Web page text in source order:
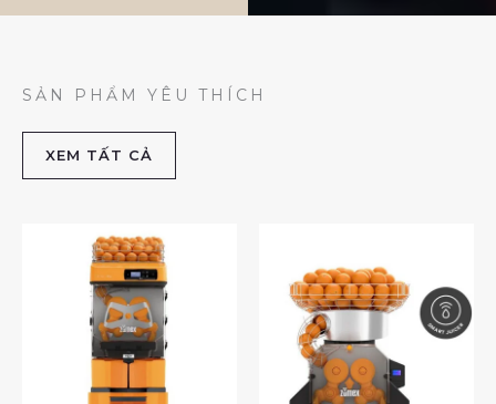
SẢN PHẨM YÊU THÍCH
XEM TẤT CẢ